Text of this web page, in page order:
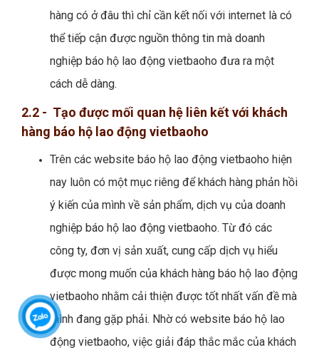
hàng có ở đâu thì chỉ cần kết nối với internet là có
thể tiếp cận được nguồn thông tin mà doanh
nghiệp báo hộ lao động vietbaoho đưa ra một
cách dễ dàng.
2.2 - Tạo được mối quan hệ liên kết với khách
hàng báo hộ lao động vietbaoho
Trên các website báo hộ lao động vietbaoho hiện
nay luôn có một mục riêng để khách hàng phản hồi
ý kiến của mình về sản phẩm, dịch vụ của doanh
nghiệp báo hộ lao động vietbaoho. Từ đó các
công ty, đơn vị sản xuất, cung cấp dịch vụ hiểu
được mong muốn của khách hàng báo hộ lao động
vietbaoho nhằm cải thiện được tốt nhất vấn đề mà
mình đang gặp phải. Nhờ có website báo hộ lao
động vietbaoho, việc giải đáp thắc mắc của khách